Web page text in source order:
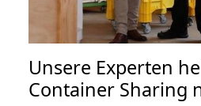
Unsere Experten
Container Sharing